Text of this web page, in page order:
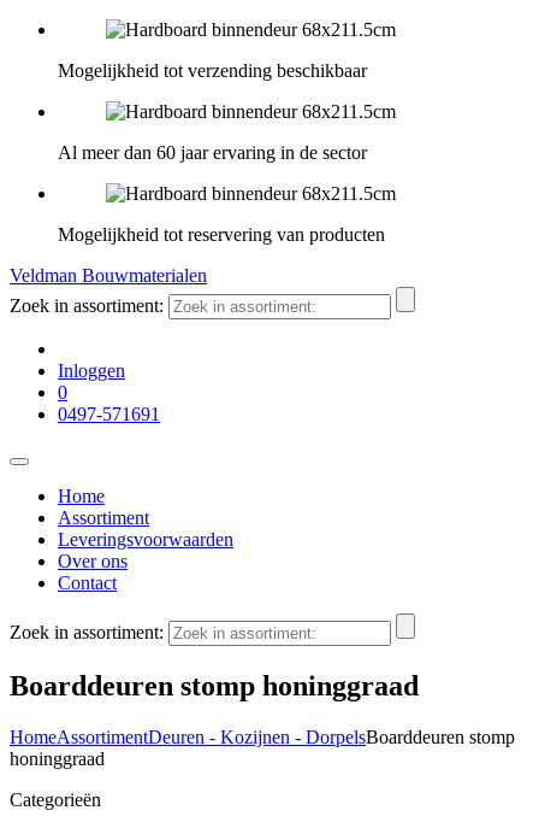
Mogelijkheid tot verzending beschikbaar
Al meer dan 60 jaar ervaring in de sector
Mogelijkheid tot reservering van producten
Veldman Bouwmaterialen
Zoek in assortiment:
Inloggen
0
0497-571691
Home
Assortiment
Leveringsvoorwaarden
Over ons
Contact
Zoek in assortiment:
Boarddeuren stomp honinggraad
HomeAssortimentDeuren - Kozijnen - DorpelsBoarddeuren stomp
honinggraad
Categorieën